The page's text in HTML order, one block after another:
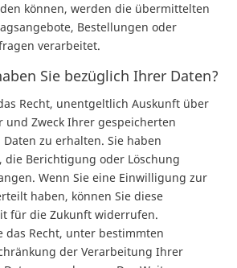
können, werden die übermittelten
Bestellungen oder
verarbeitet.
Sie bezüglich Ihrer Daten?
Recht, unentgeltlich Auskunft über
und Zweck Ihrer gespeicherten
zu erhalten. Sie haben
die Berichtigung oder Löschung
Wenn Sie eine Einwilligung zur
haben, können Sie diese
für die Zukunft widerrufen.
das Recht, unter bestimmten
der Verarbeitung Ihrer